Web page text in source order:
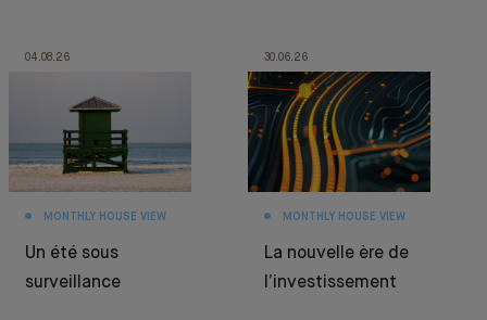
04.08.26
MONTHLY HOUSE VIEW
Un été sous
surveillance
30.06.26
MONTHLY HOUSE VIEW
La nouvelle ère de
l’investissement